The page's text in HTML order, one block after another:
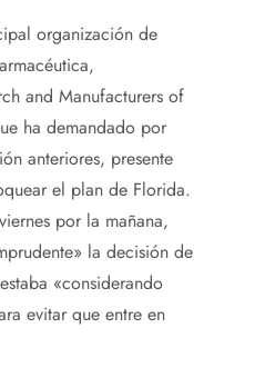
organización de
and Manufacturers of
ha demandado por
anteriores, presente
el plan de Florida.
por la mañana,
la decisión de
«considerando
evitar que entre en